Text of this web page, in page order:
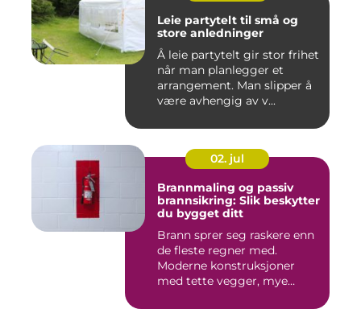
Leie partytelt til små og
store anledninger
Å leie partytelt gir stor frihet
når man planlegger et
arrangement. Man slipper å
være avhengig av v...
02. jul
Brannmaling og passiv
brannsikring: Slik beskytter
du bygget ditt
Brann sprer seg raskere enn
de fleste regner med.
Moderne konstruksjoner
med tette vegger, mye